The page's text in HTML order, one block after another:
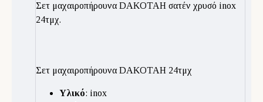
Σετ μαχαιροπήρουνα DAKOTAH σατέν χρυσό inox
24τμχ.
Σετ μαχαιροπήρουνα DAKOTAH 24τμχ
Υλικό: inox